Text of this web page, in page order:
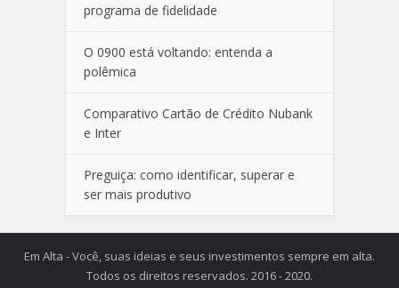
programa de fidelidade
O 0900 está voltando: entenda a
polêmica
Comparativo Cartão de Crédito Nubank
e Inter
Preguiça: como identificar, superar e
ser mais produtivo
Em Alta - Você, suas ideias e seus investimentos sempre em alta.
Todos os direitos reservados. 2016 - 2020.